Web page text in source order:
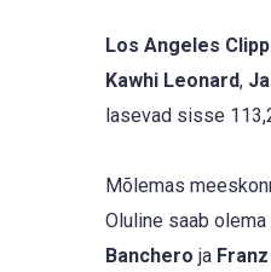
Los Angeles
Kawhi Leonard,
lasevad sisse
Mõlemas
Oluline saab
Banchero ja